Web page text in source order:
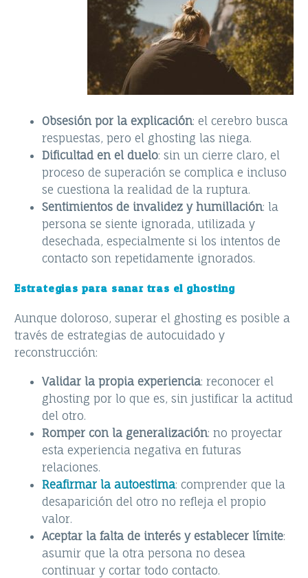
Obsesión por la explicación: el cerebro busca
respuestas, pero el ghosting las niega.
Dificultad en el duelo: sin un cierre claro, el
proceso de superación se complica e incluso
se cuestiona la realidad de la ruptura.
Sentimientos de invalidez y humillación: la
persona se siente ignorada, utilizada y
desechada, especialmente si los intentos de
contacto son repetidamente ignorados.
Estrategias para sanar tras el ghosting
Aunque doloroso, superar el ghosting es posible a
través de estrategias de autocuidado y
reconstrucción:
Validar la propia experiencia: reconocer el
ghosting por lo que es, sin justificar la actitud
del otro.
Romper con la generalización: no proyectar
esta experiencia negativa en futuras
relaciones.
Reafirmar la autoestima: comprender que la
desaparición del otro no refleja el propio
valor.
Aceptar la falta de interés y establecer límite:
asumir que la otra persona no desea
continuar y cortar todo contacto.